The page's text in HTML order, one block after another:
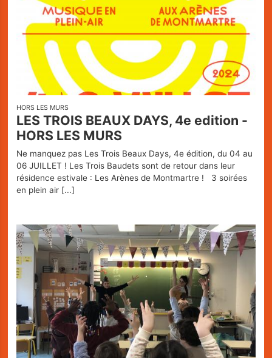
Les Trois
L'agenda
Billetterie
Bars -
HORS LES MURS
LES TROIS BEAUX DAYS, 4e edition -
HORS LES MURS
Ne manquez pas Les Trois Beaux Days, 4e édition, du 04 au
06 JUILLET ! Les Trois Baudets sont de retour dans leur
résidence estivale : Les Arènes de Montmartre ! 3 soirées
en plein air [...]